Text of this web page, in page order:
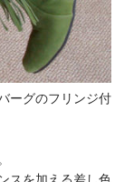
ーグのフリンジ付
スを加える差し色